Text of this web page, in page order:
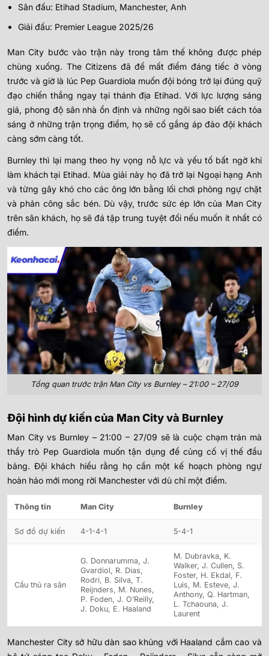
Sân đấu: Etihad Stadium, Manchester, Anh
Giải đấu: Premier League 2025/26
Man City bước vào trận này trong tâm thế không được phép
chùng xuống. The Citizens đã để mất điểm đáng tiếc ở vòng
trước và giờ là lúc Pep Guardiola muốn đội bóng trở lại đúng quỹ
đạo chiến thắng ngay tại thánh địa Etihad. Với lực lượng sáng
giá, phong độ sân nhà ổn định và những ngôi sao biết cách tỏa
sáng ở những trận trọng điểm, họ sẽ cố gắng áp đảo đội khách
càng sớm càng tốt.
Burnley thì lại mang theo hy vọng nỗ lực và yếu tố bất ngờ khi
làm khách tại Etihad. Mùa giải này họ đã trở lại Ngoại hạng Anh
và từng gây khó cho các ông lớn bằng lối chơi phòng ngự chặt
và phản công sắc bén. Dù vậy, trước sức ép lớn của Man City
trên sân khách, họ sẽ đá tập trung tuyệt đối nếu muốn ít nhất có
điểm.
Tổng quan trước trận Man City vs Burnley – 21:00 – 27/09
Đội hình dự kiến của Man City và Burnley
Man City vs Burnley – 21:00 – 27/09 sẽ là cuộc chạm trán mà
thầy trò Pep Guardiola muốn tận dụng để củng cố vị thế đầu
bảng. Đội khách hiểu rằng họ cần một kế hoạch phòng ngự
hoàn hảo mới mong rời Manchester với dù chỉ một điểm.
Thông tin Man City Burnley
Sơ đồ dự kiến 4-1-4-1 5-4-1
Cầu thủ ra sân
G. Donnarumma, J.
Gvardiol, R. Dias,
Rodri, B. Silva, T.
Reijnders, M. Nunes,
P. Foden, J. O’Reilly,
J. Doku, E. Haaland
M. Dubravka, K.
Walker, J. Cullen, S.
Foster, H. Ekdal, F.
Luis, M. Esteve, J.
Anthony, Q. Hartman,
L. Tchaouna, J.
Laurent
Manchester City sở hữu dàn sao khủng với Haaland cắm cao và